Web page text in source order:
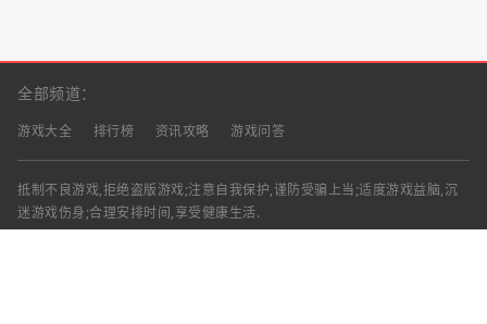
全部频道：
游戏大全 排行榜 资讯攻略 游戏问答
抵制不良游戏,拒绝盗版游戏;注意自我保护,谨防受骗上当;适度游戏益脑,沉
迷游戏伤身;合理安排时间,享受健康生活.